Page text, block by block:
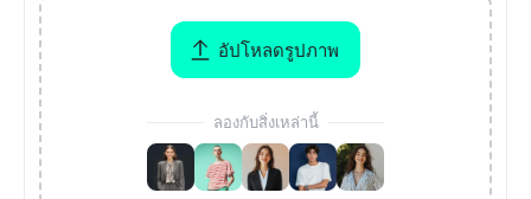
อัปโหลดรูปภาพ
ลองกับสิ่งเหล่านี้